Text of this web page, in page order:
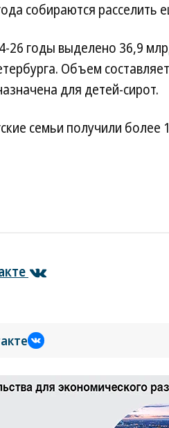
собираются расселить
26 годы выделено 36,9
Объем
для детей-сирот.
семьи получили более